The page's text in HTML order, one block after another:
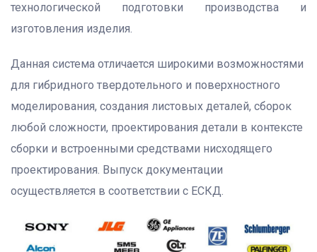
технологической подготовки производства и
изготовления изделия.
Данная система отличается широкими возможностями
для гибридного твердотельного и поверхностного
моделирования, создания листовых деталей, сборок
любой сложности, проектирования детали в контексте
сборки и встроенными средствами нисходящего
проектирования. Выпуск документации
осуществляется в соответствии с ЕСКД.